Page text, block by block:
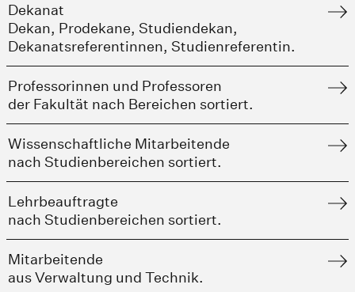
Dekanat
Dekan, Prodekane, Studiendekan,
Dekanatsreferentinnen, Studienreferentin.
Professorinnen und Professoren
der Fakultät nach Bereichen sortiert.
Wissenschaftliche Mitarbeitende
nach Studienbereichen sortiert.
Lehrbeauftragte
nach Studienbereichen sortiert.
Mitarbeitende
aus Verwaltung und Technik.